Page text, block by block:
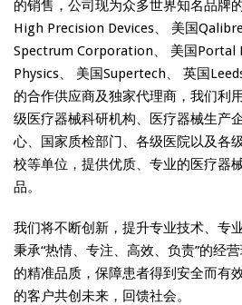
的销售，公司现为众多世界知名品牌
High Precision Devices、 美国
Spectrum Corporation、 美国Portal
Physics、 美国Supertech、 英国
的合作供应商及独家代理商，我们利
级医疗器械科研机构、医疗器械生产
心、国家质检部门、各级医院以及各
校等单位，提供优质、专业的医疗器
品。
我们将不断创新，提升专业技术、专
秉承“热情、专注、高效、负责”的经
的精准品质，保障患者得到安全而有
的客户共创未来，回馈社会。